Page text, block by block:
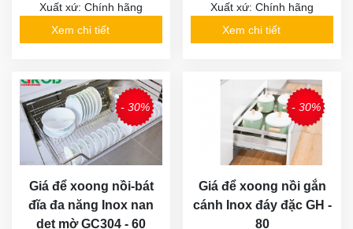
Xuất xứ: Chính hãng
Xem chi tiết
Xuất xứ: Chính hãng
Xem chi tiết
- 30%
Giá để xoong nồi-bát
đĩa đa năng Inox nan
dẹt mờ GC304 - 60
- 30%
Giá để xoong nồi gắn
cánh Inox đáy đặc GH -
80